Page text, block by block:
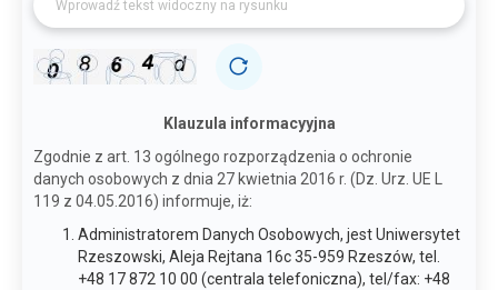
Klauzula informacyyjna
Zgodnie z art. 13 ogólnego rozporządzenia o ochronie
danych osobowych z dnia 27 kwietnia 2016 r. (Dz. Urz. UE L
119 z 04.05.2016) informuje, iż:
Administratorem Danych Osobowych, jest Uniwersytet
Rzeszowski, Aleja Rejtana 16c 35-959 Rzeszów, tel.
+48 17 872 10 00 (centrala telefoniczna), tel/fax: +48